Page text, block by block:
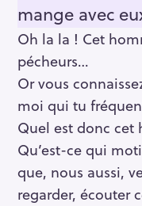
mange avec
Oh la la ! Cet
pécheurs…
Or vous
moi qui tu
Quel est donc cet
Qu’est-ce qui
que, nous aussi,
regarder, écouter